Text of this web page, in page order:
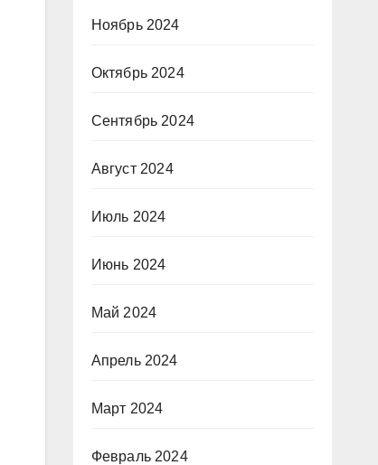
Ноябрь 2024
Октябрь 2024
Сентябрь 2024
Август 2024
Июль 2024
Июнь 2024
Май 2024
Апрель 2024
Март 2024
Февраль 2024